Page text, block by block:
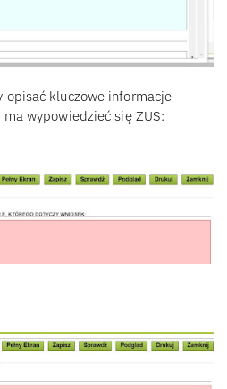
opisać kluczowe informacje
wypowiedzieć się ZUS: